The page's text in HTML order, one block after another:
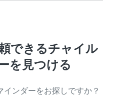
できるチャイル
を見つける
インダーをお探しですか？